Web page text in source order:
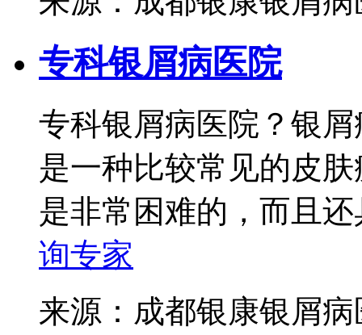
专科银屑病医院
专科银屑病医院？银
是一种比较常见的皮
是非常困难的，而且
询专家
来源：成都银康银屑